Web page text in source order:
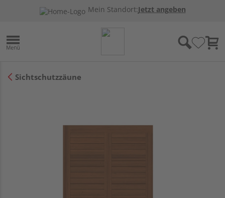
Mein Standort:Jetzt angeben
Sichtschutzzäune